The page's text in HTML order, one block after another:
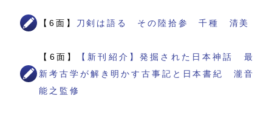
【6面】 刀剣は語る その陸拾参 千種 清美
【6面】
【新刊紹介】発掘された日本神話 最
新考古学が解き明かす古事記と日本書紀 瀧音
能之監修